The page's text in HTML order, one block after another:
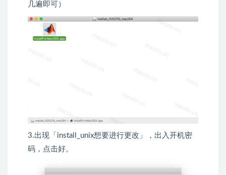
几遍即可）
3.出现「install_unix想要进行更改」，出入开机密
码，点击好。